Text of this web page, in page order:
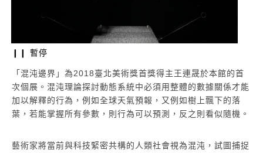
❙❙ 暫停
王連晟 | 召喚者們
鐵架、手機、喇叭、LED、電磁感應裝置,2021
80 x 30 x 180 (H) cm
「混沌邊界」為2018臺北美術獎首獎得主王連晟於本館的首
次個展。混沌理論探討動態系統中必須用整體的數據關係才能
加以解釋的行為，例如全球天氣預報，又例如樹上飄下的落
葉，若能掌握所有參數，則行為可以預測，反之則看似隨機。
藝術家將當前與科技緊密共構的人類社會視為混沌，試圖捕捉